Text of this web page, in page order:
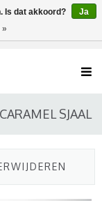
SJAAL
Is dat akkoord?
Ja
»